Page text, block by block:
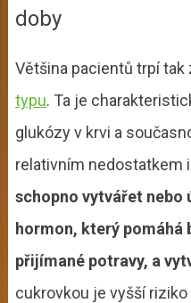
doby
Většina pacientů trpí tak
typu. Ta je
glukózy v krvi a
relativním nedostatkem
schopno vytvářet nebo
hormon, který pomáhá
přijímané potravy, a
cukrovkou je vyšší